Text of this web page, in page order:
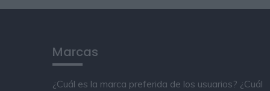
Marcas
¿Cuál es la marca preferida de los usuarios? ¿Cuál